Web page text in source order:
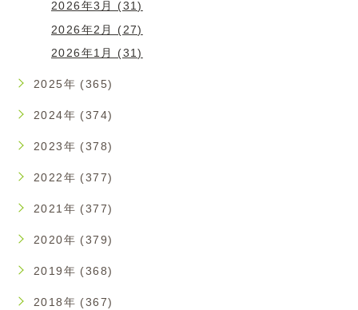
2026年3月 (31)
2026年2月 (27)
2026年1月 (31)
2025年 (365)
2024年 (374)
2023年 (378)
2022年 (377)
2021年 (377)
2020年 (379)
2019年 (368)
2018年 (367)